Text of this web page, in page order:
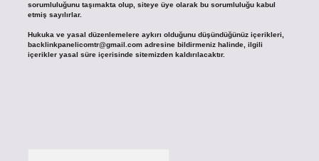
sorumluluğunu taşımakta olup, siteye üye olarak bu sorumluluğu kabul
etmiş sayılırlar.
Hukuka ve yasal düzenlemelere aykırı olduğunu düşündüğünüz içerikleri,
backlinkpanelicomtr@gmail.comadresine bildirmeniz halinde, ilgili
içerikler yasal süre içerisinde sitemizden kaldırılacaktır.